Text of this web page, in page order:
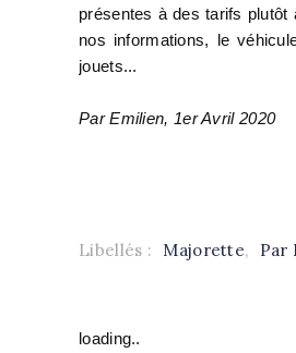
présentes à des tarifs
nos informations, le
jouets...
Par Emilien, 1er Avril 2020
Libellés : Majorette, Par
loading..